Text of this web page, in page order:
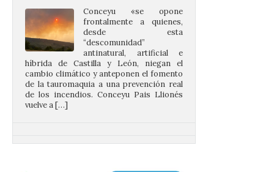
“descomunidad”
antinatural, artificial e
híbrida de Castilla y León, niegan el
cambio climático y anteponen el fomento
de la tauromaquia a una prevención real
de los incendios. Conceyu Pais Llionés
vuelve a […]
público y evitar el